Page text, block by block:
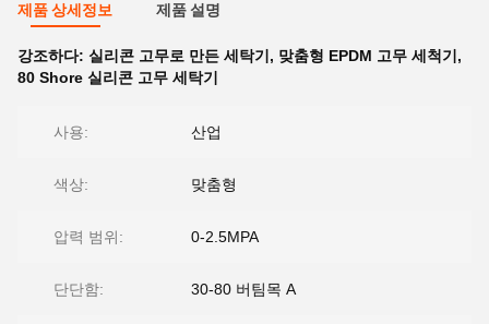
제품 상세정보 제품 설명
강조하다: 실리콘 고무로 만든 세탁기 , 맞춤형 EPDM 고무 세척기 ,
80 Shore 실리콘 고무 세탁기
사용: 산업
색상: 맞춤형
압력 범위: 0-2.5MPA
단단함: 30-80 버팀목 A